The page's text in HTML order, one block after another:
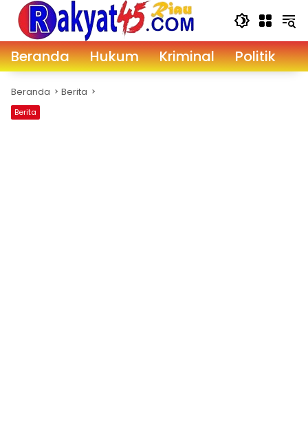
Langsung
konten
Beranda Hukum Kriminal Politik
Beranda Berita
Berita